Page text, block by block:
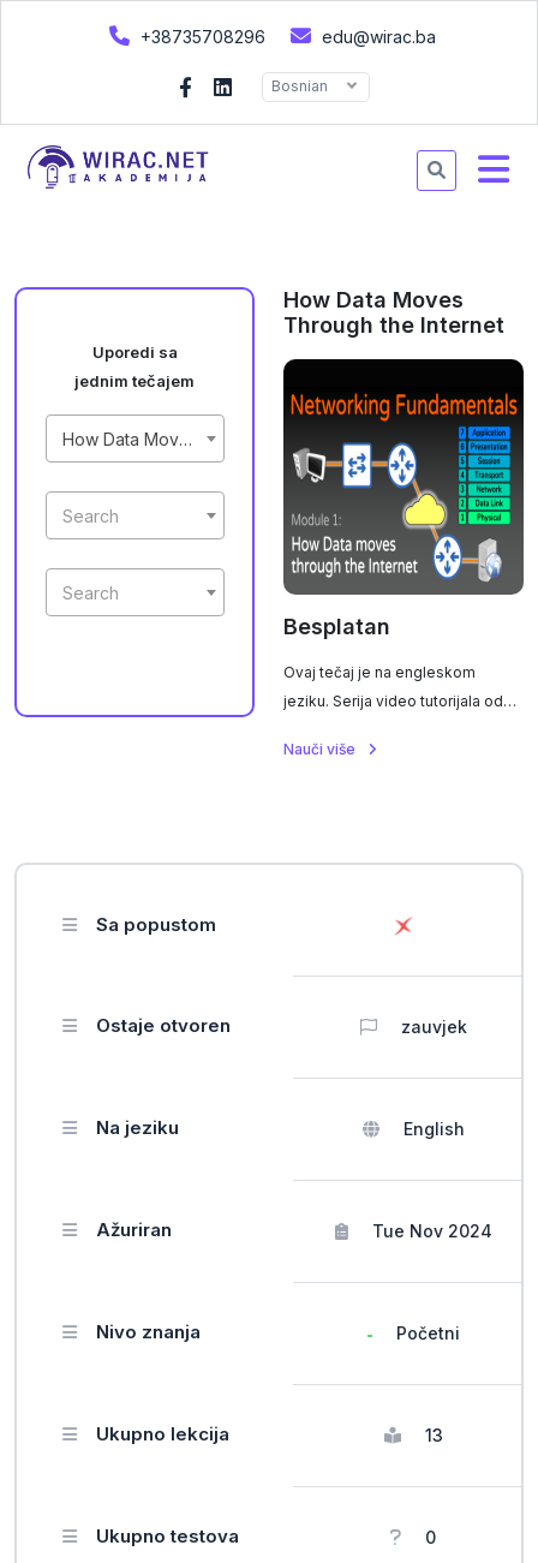
+38735708296 edu@wirac.ba
Bosnian
Uporedi sa
jednim tečajem
How Data Moves Through the Internet
Search
Search
How Data Moves
Through the Internet
Besplatan
Ovaj tečaj je na engleskom
jeziku. Serija video tutorijala od
kroz: mrežne uređaje, OSI model,
Nauči više
Sa popustom
Ostaje otvoren zauvjek
Na jeziku English
Ažuriran Tue Nov 2024
Nivo znanja Početni
Ukupno lekcija 13
Ukupno testova 0